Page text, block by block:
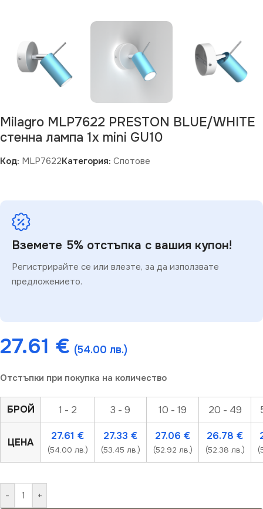
Milagro MLP7622 PRESTON BLUE/WHITE
стенна лампа 1x mini GU10
Код: MLP7622Категория: Спотове
Вземете 5% отстъпка с вашия купон!
Регистрирайте се или влезте, за да използвате
предложението.
27.61 € (54.00 лв.)
Отстъпки при покупка на количество
БРОЙ 1 - 2 3 - 9 10 - 19 20 - 49
ЦЕНА
27.61 €
(54.00 лв.)
27.33 €
(53.45 лв.)
27.06 €
(52.92 лв.)
26.78 €
(52.38 лв.)
- +